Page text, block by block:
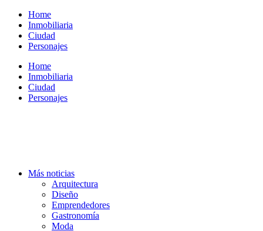
contenido
Home
Inmobiliaria
Ciudad
Personajes
Home
Inmobiliaria
Ciudad
Personajes
Más noticias
Arquitectura
Diseño
Emprendedores
Gastronomía
Moda